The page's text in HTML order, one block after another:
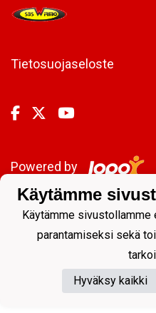
Tietosuojaseloste
Powered by
Käytämme
Käytämme
parantamiseksi sekä
Hyväksy kaikki